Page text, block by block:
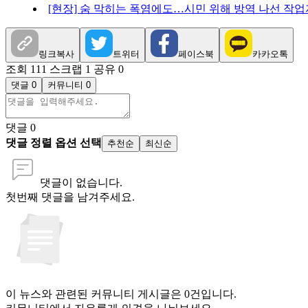
[현장] 숨 막히는 폭염에도…시민 위해 방역 나선 작업
링크복사 트위터 페이스북 카카오톡
조회 111 스크랩 1 공유 0
댓글 0 커뮤니티 0
댓글 0
댓글 정렬 옵션 선택
추천순 최신순
댓글이 없습니다.
첫번째 댓글을 남겨주세요.
이 뉴스와 관련된 커뮤니티 게시글은 0건입니다.